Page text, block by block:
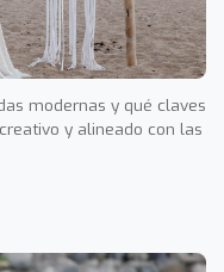
modernas y qué claves
y alineado con las